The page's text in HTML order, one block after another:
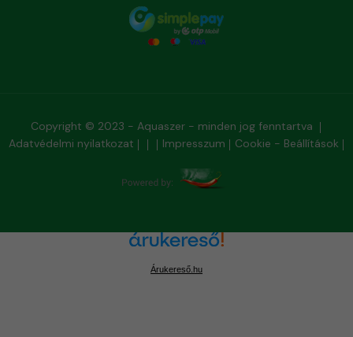
Copyright © 2023 - Aquaszer - minden jog fenntartva
Adatvédelmi nyilatkozat
Impresszum Cookie - Beállítások
Árukereső.hu